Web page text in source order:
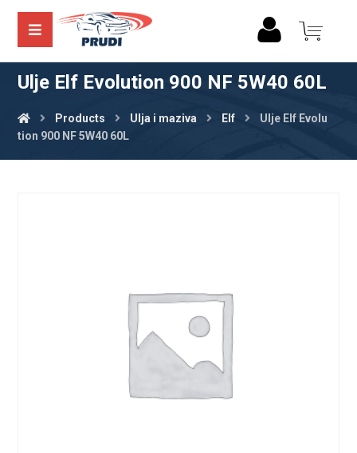
Ulje Elf Evolution 900 NF 5W40 60L
Products Ulja i maziva Elf
Ulje Elf Evolu
tion 900 NF 5W40 60L